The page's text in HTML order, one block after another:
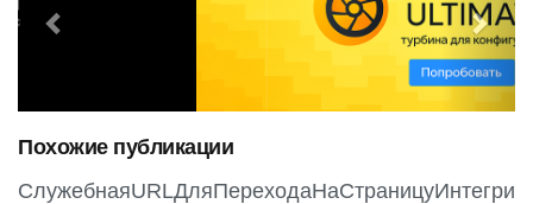
e
o
u
s
x
t
Похожие публикации
СлужебнаяURLДляПереходаНаСтраницуИнтегри